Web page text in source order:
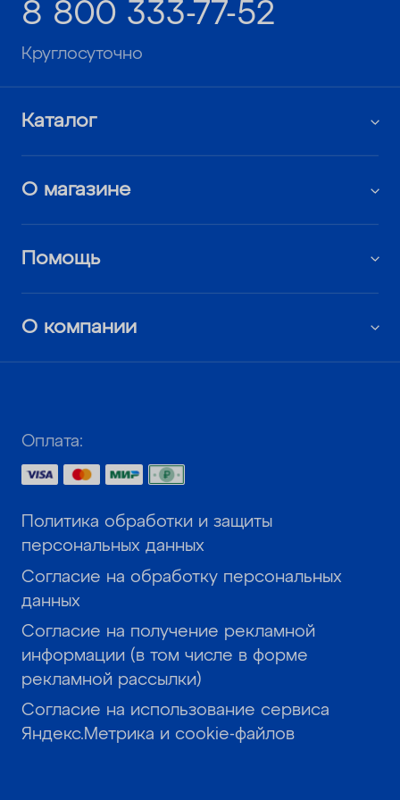
8 800 333-77-52
Круглосуточно
Каталог
О магазине
Помощь
О компании
Оплата:
Политика обработки и защиты
персональных данных
Согласие на обработку персональных
данных
Согласие на получение рекламной
информации (в том числе в форме
рекламной рассылки)
Согласие на использование сервиса
Яндекс.Метрика и cookie-файлов